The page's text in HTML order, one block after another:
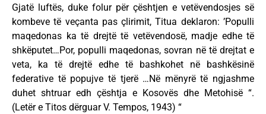
Gjatë luftës, duke folur për çështjen e vetëvendosjes së
kombeve të veçanta pas çlirimit, Titua deklaron: ’Populli
maqedonas ka të drejtë të vetëvendosë, madje edhe të
shkëputet…Por, populli maqedonas, sovran në të drejtat e
veta, ka të drejtë edhe të bashkohet në bashkësinë
federative të popujve të tjerë …Në mënyrë të ngjashme
duhet shtruar edh çështja e Kosovës dhe Metohisë “.
(Letër e Titos dërguar V. Tempos, 1943) “